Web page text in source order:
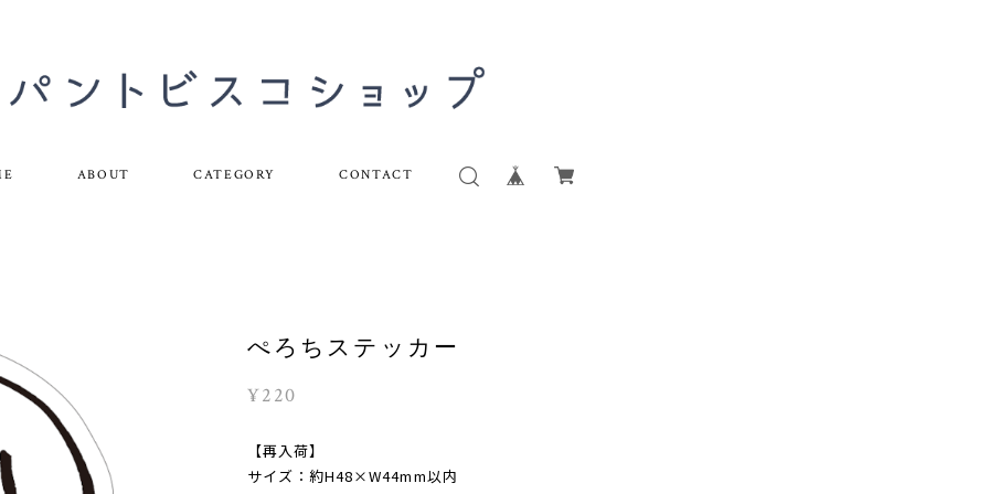
ABOUT CATEGORY CONTACT
ぺろちステッカー
¥220
【再入荷】
サイズ：約H48×W44mm以内